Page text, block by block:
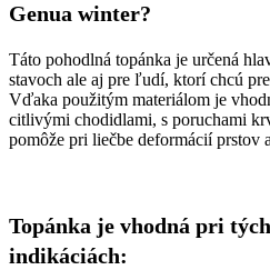
Genua winter?
Táto pohodlná topánka je určená
stavoch ale aj pre ľudí, ktorí chcú
Vďaka použitým materiálom je
citlivými chodidlami, s poruchami
pomôže pri liečbe deformácií prstov
Topánka je vhodná pri
indikáciách: